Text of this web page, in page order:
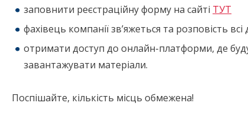
заповнити реєстраційну форму на сайті ТУТ
фахівець компанії зв’яжеться та розповість всі
отримати доступ до онлайн-платформи, де
завантажувати матеріали.
Поспішайте, кількість місць обмежена!